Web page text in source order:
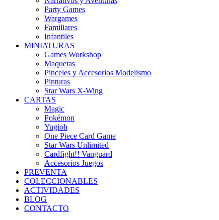
Party Games
Wargames
Familiares
Infantiles
MINIATURAS
Games Workshop
Maquetas
Pinceles y Accesorios Modelismo
Pinturas
Star Wars X-Wing
CARTAS
Magic
Pokémon
Yugioh
One Piece Card Game
Star Wars Unlimited
Cardfight!! Vanguard
Accesorios Juegos
PREVENTA
COLECCIONABLES
ACTIVIDADES
BLOG
CONTACTO